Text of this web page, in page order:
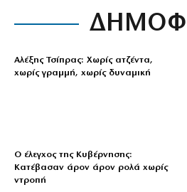
Αλέξης Τσίπρας: Χωρίς ατζέντα,
χωρίς γραμμή, χωρίς δυναμική
Ο έλεγχος της Κυβέρνησης:
Κατέβασαν άρον άρον ρολά χωρίς
ντροπή